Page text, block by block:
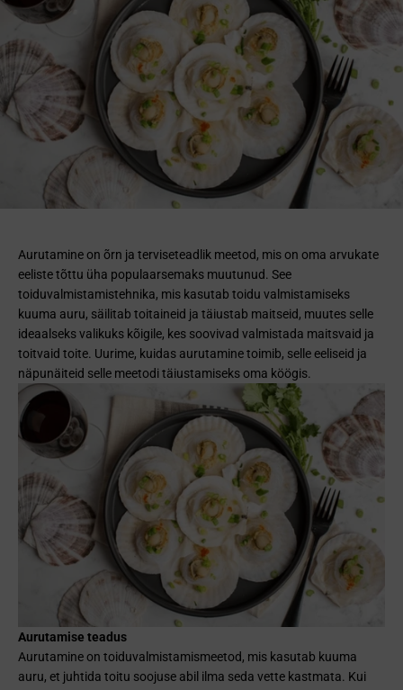
Aurutamine on õrn ja terviseteadlik meetod, mis on oma arvukate
eeliste tõttu üha populaarsemaks muutunud. See
toiduvalmistamistehnika, mis kasutab toidu valmistamiseks
kuuma auru, säilitab toitaineid ja täiustab maitseid, muutes selle
ideaalseks valikuks kõigile, kes soovivad valmistada maitsvaid ja
toitvaid toite. Uurime, kuidas aurutamine toimib, selle eeliseid ja
näpunäiteid selle meetodi täiustamiseks oma köögis.
Aurutamise teadus
Aurutamine on toiduvalmistamismeetod, mis kasutab kuuma
auru, et juhtida toitu soojuse abil ilma seda vette kastmata. Kui